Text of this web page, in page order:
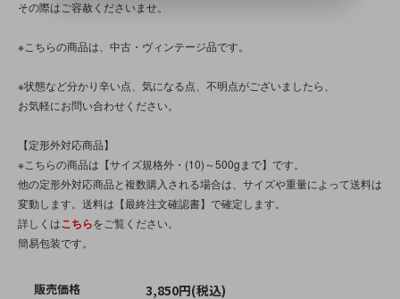
その際はご容赦くださいませ。
※こちらの商品は、中古・ヴィンテージ品です。
※状態など分かり辛い点、気になる点、不明点がございましたら、
お気軽にお問い合わせください。
【定形外対応商品】
※こちらの商品は【サイズ規格外・(10)～500gまで】です。
他の定形外対応商品と複数購入される場合は、サイズや重量によって送料は
変動します。送料は【最終注文確認書】で確定します。
詳しくはこちらをご覧ください。
簡易包装です。
販売価格 3,850円(税込)